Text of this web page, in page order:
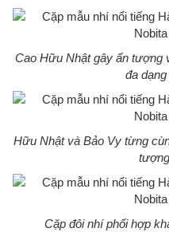
Cao Hữu Nhật gây ấn tượng
đa
Hữu Nhật và Bảo Vy từng
Cặp đôi nhí phối hợp